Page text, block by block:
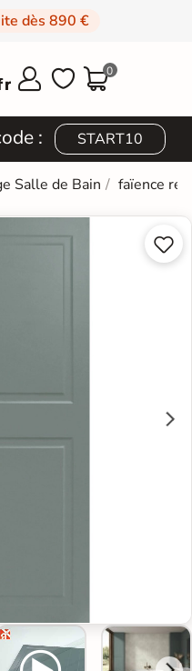
dès 890 €
  0
: START10
Salle de Bain faïence

